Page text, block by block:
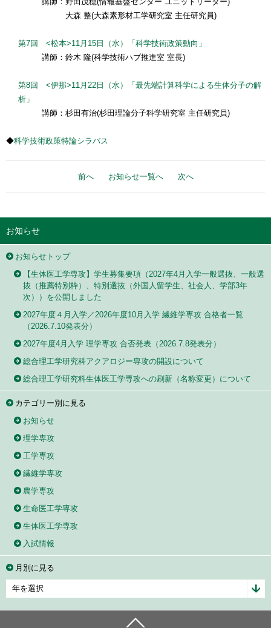
大森 整(大森素形材工学研究室 主任研究員)
第7回 <松本>11月15日（水）「科学技術政策動向」
講師：鈴木 隆(科学技術ハブ推進室 室長)
第8回 <伊那>11月22日（水）「最先端計算科学による生体分子の解
析」
講師：杉田有治(杉田理論分子科学研究室 主任研究員)
◆科学技術政策特論シラバス
前へ お知らせ一覧へ 次へ
お知らせ
お知らせトップ
【生体医工学専攻】学生募集要項（2027年4月入学一般選抜、一般選
抜（推薦特別枠）、特別選抜（外国人留学生、社会人、学部3年
次））を公開しました
2027年度４月入学／2026年度10月入学 繊維学専攻 合格者一覧
（2026.7.10発表分）
2027年度4月入学 理学専攻 合否発表（2026.7.8発表分）
総合理工学研究科アクアロジー専攻の開設について
総合理工学研究科生体医工学専攻への刷新（名称変更）について
カテゴリー別に見る
お知らせ
理学専攻
工学専攻
繊維学専攻
農学専攻
生命医工学専攻
生体医工学専攻
入試情報
月別に見る